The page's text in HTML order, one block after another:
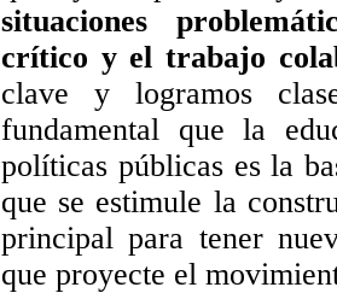
situaciones
crítico y el trabajo
clave y logramos
fundamental que la
políticas públicas es la
que se estimule la
principal para tener
que proyecte el